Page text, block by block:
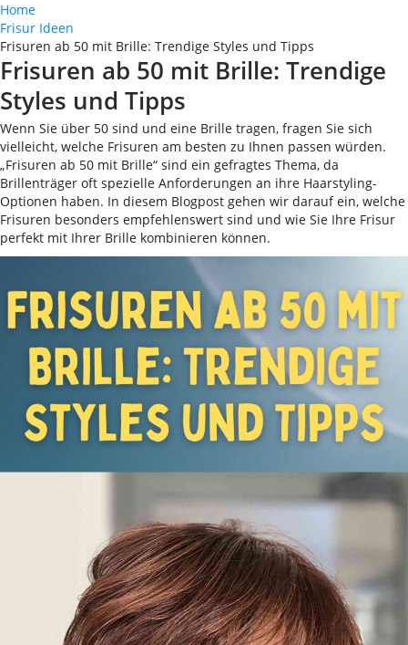
Home
Frisur Ideen
Frisuren ab 50 mit Brille: Trendige Styles und Tipps
Frisuren ab 50 mit Brille: Trendige
Styles und Tipps
Wenn Sie über 50 sind und eine Brille tragen, fragen Sie sich
vielleicht, welche Frisuren am besten zu Ihnen passen würden.
„Frisuren ab 50 mit Brille“ sind ein gefragtes Thema, da
Brillenträger oft spezielle Anforderungen an ihre Haarstyling-
Optionen haben. In diesem Blogpost gehen wir darauf ein, welche
Frisuren besonders empfehlenswert sind und wie Sie Ihre Frisur
perfekt mit Ihrer Brille kombinieren können.